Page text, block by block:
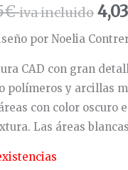
€ iva incluido 4,03
por Noelia
CAD con gran
polímeros y arcillas
con color oscuro
Las áreas